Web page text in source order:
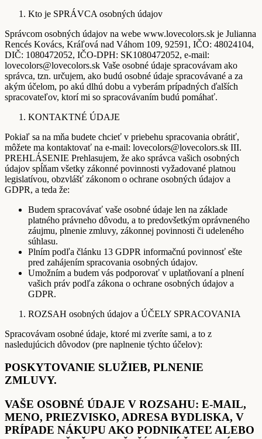
Kto je SPRÁVCA osobných údajov
Správcom osobných údajov na webe www.lovecolors.sk je Julianna
Rencés Kovács, Kráľová nad Váhom 109, 92591, IČO: 48024104,
DIČ: 1080472052, IČO-DPH: SK1080472052, e-mail:
lovecolors@lovecolors.sk Vaše osobné údaje spracovávam ako
správca, tzn. určujem, ako budú osobné údaje spracovávané a za
akým účelom, po akú dlhú dobu a vyberám prípadných ďalších
spracovateľov, ktorí mi so spracovávaním budú pomáhať.
KONTAKTNÉ ÚDAJE
Pokiaľ sa na mňa budete chcieť v priebehu spracovania obrátiť,
môžete ma kontaktovať na e-mail: lovecolors@lovecolors.sk III.
PREHLÁSENIE Prehlasujem, že ako správca vašich osobných
údajov spĺňam všetky zákonné povinnosti vyžadované platnou
legislatívou, obzvlášť zákonom o ochrane osobných údajov a
GDPR, a teda že:
Budem spracovávať vaše osobné údaje len na základe
platného právneho dôvodu, a to predovšetkým oprávneného
záujmu, plnenie zmluvy, zákonnej povinnosti či udeleného
súhlasu.
Plním podľa článku 13 GDPR informačnú povinnosť ešte
pred zahájením spracovania osobných údajov.
Umožním a budem vás podporovať v uplatňovaní a plnení
vašich práv podľa zákona o ochrane osobných údajov a
GDPR.
ROZSAH osobných údajov a ÚČELY SPRACOVANIA
Spracovávam osobné údaje, ktoré mi zveríte sami, a to z
nasledujúcich dôvodov (pre naplnenie týchto účelov):
POSKYTOVANIE SLUŽIEB, PLNENIE
ZMLUVY.
VAŠE OSOBNÉ ÚDAJE V ROZSAHU: E-MAIL,
MENO, PRIEZVISKO, ADRESA BYDLISKA, V
PRÍPADE NÁKUPU AKO PODNIKATEĽ ALEBO